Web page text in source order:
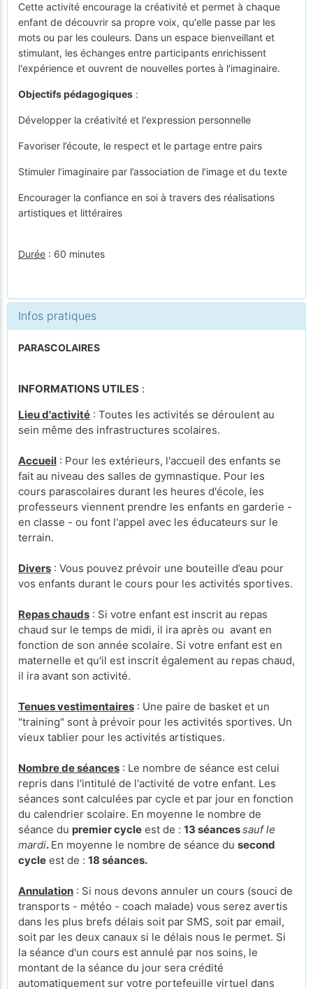
Cette activité encourage la créativité et permet à chaque
enfant de découvrir sa propre voix, qu'elle passe par les
mots ou par les couleurs. Dans un espace bienveillant et
stimulant, les échanges entre participants enrichissent
l'expérience et ouvrent de nouvelles portes à l'imaginaire.
Objectifs pédagogiques :
Développer la créativité et l'expression personnelle
Favoriser l’écoute, le respect et le partage entre pairs
Stimuler l’imaginaire par l’association de l’image et du texte
Encourager la confiance en soi à travers des réalisations
artistiques et littéraires
Durée : 60 minutes
Infos pratiques
PARASCOLAIRES
INFORMATIONS UTILES :
Lieu d'activité : Toutes les activités se déroulent au
sein même des infrastructures scolaires.
Accueil : Pour les extérieurs, l'accueil des enfants se
fait au niveau des salles de gymnastique. Pour les
cours parascolaires durant les heures d'école, les
professeurs viennent prendre les enfants en garderie -
en classe - ou font l'appel avec les éducateurs sur le
terrain.
Divers : Vous pouvez prévoir une bouteille d’eau pour
vos enfants durant le cours pour les activités sportives.
Repas chauds : Si votre enfant est inscrit au repas
chaud sur le temps de midi, il ira après ou avant en
fonction de son année scolaire. Si votre enfant est en
maternelle et qu'il est inscrit également au repas chaud,
il ira avant son activité.
Tenues vestimentaires : Une paire de basket et un
"training" sont à prévoir pour les activités sportives. Un
vieux tablier pour les activités artistiques.
Nombre de séances : Le nombre de séance est celui
repris dans l'intitulé de l'activité de votre enfant. Les
séances sont calculées par cycle et par jour en fonction
du calendrier scolaire. En moyenne le nombre de
séance du premier cycle est de : 13 séancessauf le
mardi. En moyenne le nombre de séance du second
cycle est de : 18 séances.
Annulation : Si nous devons annuler un cours (souci de
transports - météo - coach malade) vous serez avertis
dans les plus brefs délais soit par SMS, soit par email,
soit par les deux canaux si le délais nous le permet. Si
la séance d'un cours est annulé par nos soins, le
montant de la séance du jour sera crédité
automatiquement sur votre portefeuille virtuel dans